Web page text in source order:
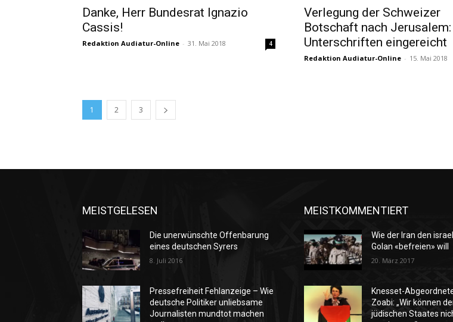
Danke, Herr Bundesrat Ignazio
Cassis!
Redaktion Audiatur-Online - 31. Mai 2018 4
Verlegung der Schweizer
Botschaft nach Jerusalem:
Unterschriften eingereicht
Redaktion Audiatur-Online - 15. Mai 2018
1 2 3
MEISTGELESEN
Die unerwünschte Offenbarung
eines deutschen Syrers
8. Juli 2016
Pressefreiheit Fehlanzeige – Wie
deutsche Politiker unliebsame
Journalisten mundtot machen
MEISTKOMMENTIERT
Wie der Iran den
Golan «befreien» will
20. März 2017
Knesset-
Zoabi: „Wir können
jüdischen Staates